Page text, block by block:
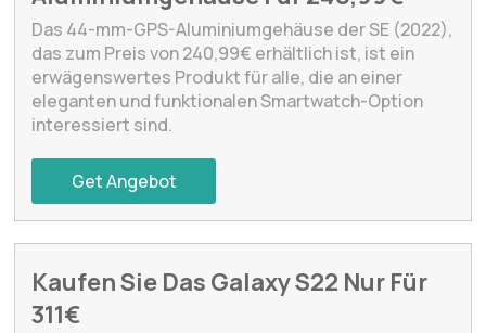
Das 44-mm-GPS-Aluminiumgehäuse der SE (2022),
das zum Preis von 240,99€ erhältlich ist, ist ein
erwägenswertes Produkt für alle, die an einer
eleganten und funktionalen Smartwatch-Option
interessiert sind.
Get Angebot
Kaufen Sie Das Galaxy S22 Nur Für
311€